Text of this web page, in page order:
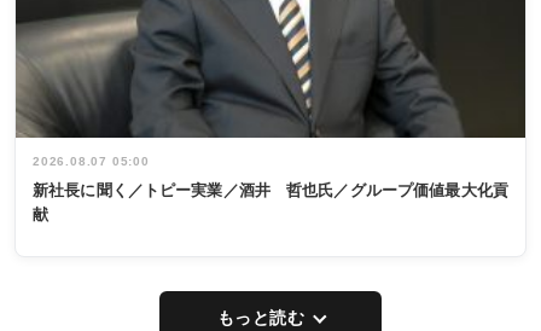
2026.08.07 05:00
新社長に聞く／トピー実業／酒井 哲也氏／グループ価値最大化貢
献
もっと読む